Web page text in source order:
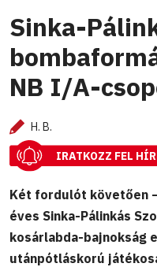
Sinka-
NB I/A-
H. B.
IRATKOZZ FEL
Két fordulót követően
éves Sinka-Pálinkás
kosárlabda-bajnokság
utánpótláskorú